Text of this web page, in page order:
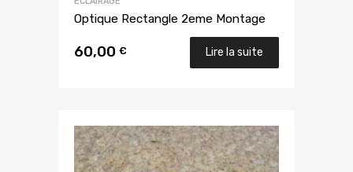
Optique Rectangle 2eme Montage
60,00 € Lire la suite